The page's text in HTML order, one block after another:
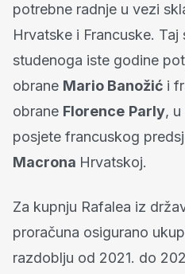
potrebne radnje u vezi
Hrvatske i Francuske. Taj
studenoga iste godine
obrane Mario Banožić i
obrane Florence Parly,
posjete francuskog
Macrona Hrvatskoj.
Za kupnju Rafalea iz
proračuna osigurano
razdoblju od 2021. do